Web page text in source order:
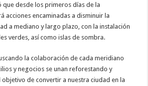
que desde los primeros días de la
acciones encaminadas a disminuir la
a mediano y largo plazo, con la instalación
verdes, así como islas de sombra.
la colaboración de cada meridiano
y negocios se unan reforestando y
de convertir a nuestra ciudad en la